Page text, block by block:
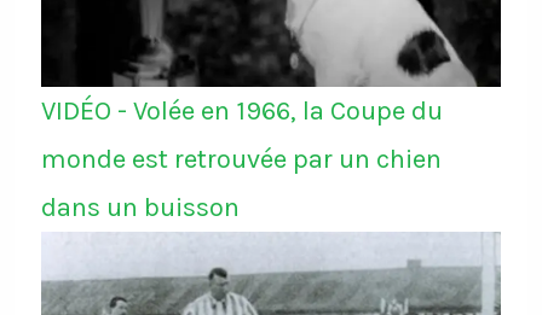
VIDÉO - Volée en 1966, la Coupe du
monde est retrouvée par un chien
dans un buisson